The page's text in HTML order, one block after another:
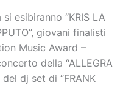
esibiranno “KRIS LA
giovani finalisti
Music Award –
della “ALLEGRA
del dj set di “FRANK